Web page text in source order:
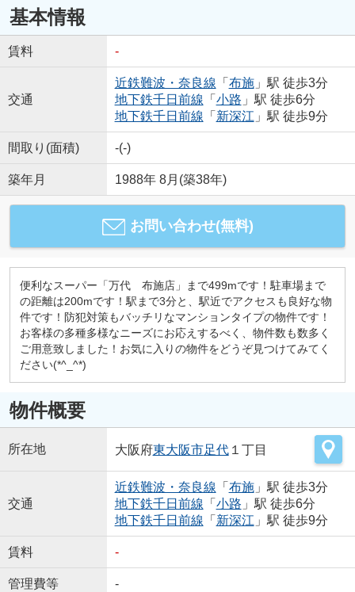
基本情報
賃料 -
交通
近鉄難波・奈良線 「 布施」駅 徒歩3分
地下鉄千日前線 「 小路 」駅 徒歩6分
地下鉄千日前線 「 新深江 」駅 徒歩9分
間取り(面積) -(-)
築年月 1988年 8月(築38年)
お問い合わせ(無料)
便利なスーパー「万代 布施店」まで499mです！駐車場まで
の距離は200mです！駅まで3分と、駅近でアクセスも良好な物
件です！防犯対策もバッチリなマンションタイプの物件です！
お客様の多種多様なニーズにお応えするべく、物件数も数多く
ご用意致しました！お気に入りの物件をどうぞ見つけてみてく
ださい(*^_^*)
物件概要
所在地 大阪府東大阪市足代１丁目
交通
近鉄難波・奈良線 「 布施」駅 徒歩3分
地下鉄千日前線 「 小路 」駅 徒歩6分
地下鉄千日前線 「 新深江 」駅 徒歩9分
賃料 -
管理費等 -